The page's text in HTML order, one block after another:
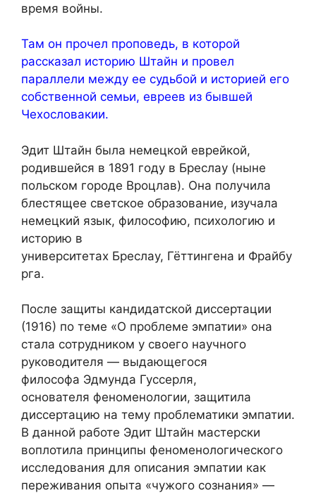
время войны.
Там он прочел проповедь, в которой
рассказал историю Штайн и провел
параллели между ее судьбой и историей его
собственной семьи, евреев из бывшей
Чехословакии.
Эдит Штайн была немецкой еврейкой,
родившейся в 1891 году в Бреслау (ныне
польском городе Вроцлав). Она получила
блестящее светское образование, изучала
немецкий язык, философию, психологию и
историю в
университетах Бреслау, Гёттингена и Фрайбу
рга.
После защиты кандидатской диссертации
(1916) по теме «О проблеме эмпатии» она
стала сотрудником у своего научного
руководителя — выдающегося
философа Эдмунда Гуссерля,
основателя феноменологии, защитила
диссертацию на тему проблематики эмпатии.
В данной работе Эдит Штайн мастерски
воплотила принципы феноменологического
исследования для описания эмпатии как
переживания опыта «чужого сознания» —